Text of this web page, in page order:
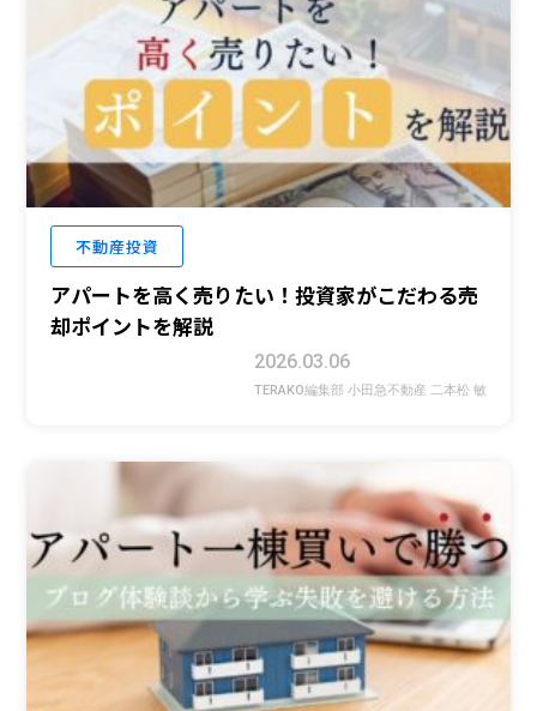
不動産投資
アパートを高く売りたい！投資家がこだわる売
却ポイントを解説
2026.03.06
TERAKO編集部 小田急不動産 二本松 敏